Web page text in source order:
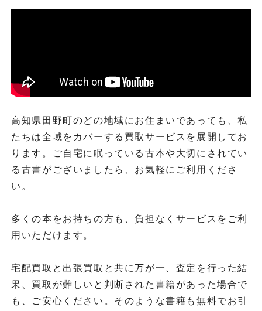
高知県田野町のどの地域にお住まいであっても、私
たちは全域をカバーする買取サービスを展開してお
ります。ご自宅に眠っている古本や大切にされてい
る古書がございましたら、お気軽にご利用くださ
い。
多くの本をお持ちの方も、負担なくサービスをご利
用いただけます。
宅配買取と出張買取と共に万が一、査定を行った結
果、買取が難しいと判断された書籍があった場合で
も、ご安心ください。そのような書籍も無料でお引